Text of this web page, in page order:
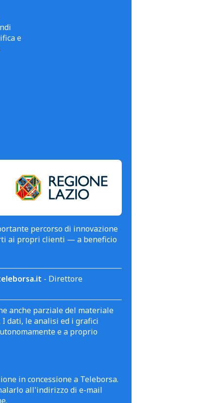
e
percorso di innovazione
ai propri clienti — a beneficio
- Direttore
anche parziale del materiale
dati, le analisi ed i grafici
e a proprio
in concessione a Teleborsa.
all'indirizzo di e-mail